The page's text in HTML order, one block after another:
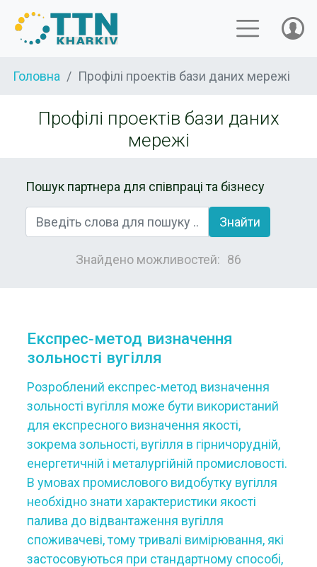
Головна Профілі проектів бази даних мережі
Профілі проектів бази даних
мережі
Пошук партнера для співпраці та бізнесу
Знайти
Знайдено можливостей: 86
Експрес‐метод визначення
зольності вугілля
Розроблений експрес-метод визначення
зольності вугілля може бути використаний
для експресного визначення якості,
зокрема зольності, вугілля в гірничорудній,
енергетичній і металургійній промисловості.
В умовах промислового видобутку вугілля
необхідно знати характеристики якості
палива до відвантаження вугілля
споживачеві, тому тривалі вимірювання, які
застосовуються при стандартному способі,